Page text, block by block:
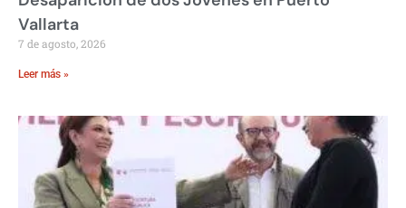
Vallarta
7 de agosto, 2026
Leer más »